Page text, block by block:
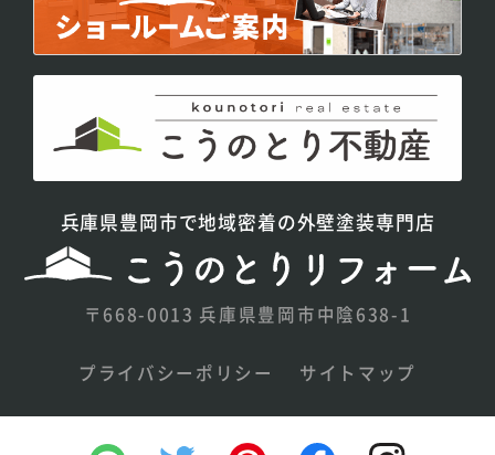
兵庫県豊岡市で地域密着の外壁塗装専門店
〒668-0013 兵庫県豊岡市中陰638-1
プライバシーポリシー サイトマップ